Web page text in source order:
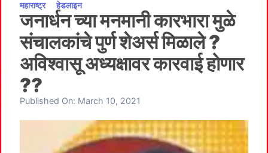
महाराष्ट्र हेडलाइन
जनार्धन च्या मनमानी कारभारा मुळे
संचालकांचे पुर्ण शेअर्स मिळाले ?
अविश्वासू अध्यक्षावर कारवाई होणार
??
Published On: March 10, 2021